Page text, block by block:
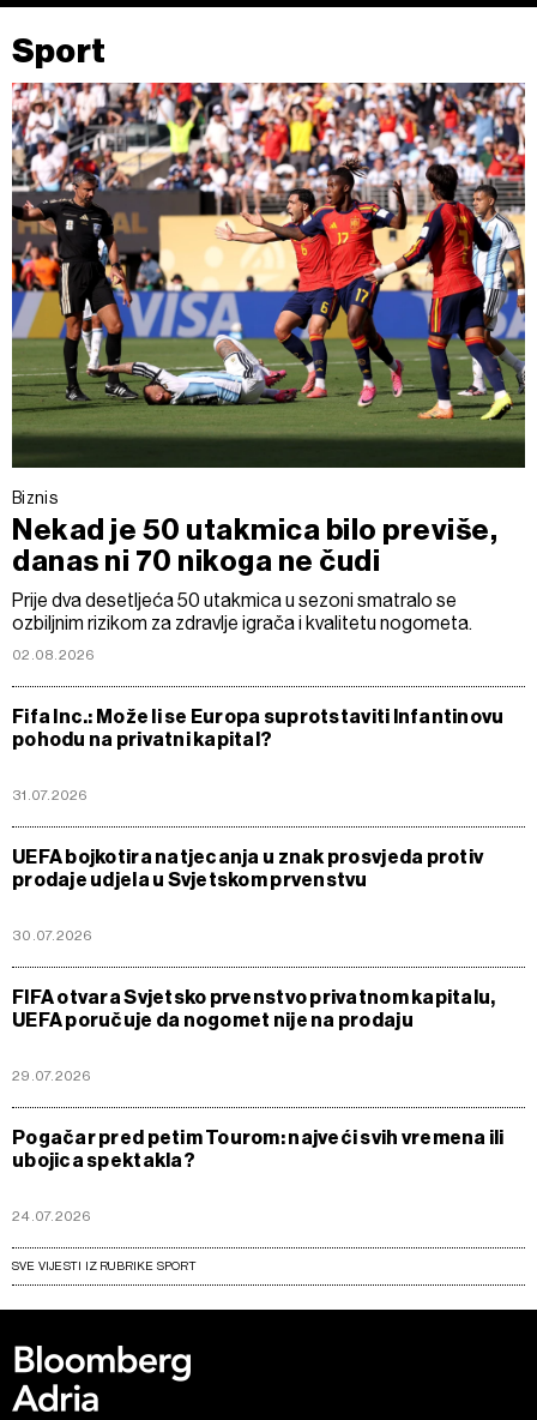
Sport
Biznis
Nekad je 50 utakmica bilo previše,
danas ni 70 nikoga ne čudi
Prije dva desetljeća 50 utakmica u sezoni smatralo se
ozbiljnim rizikom za zdravlje igrača i kvalitetu nogometa.
02.08.2026
Fifa Inc.: Može li se Europa suprotstaviti Infantinovu
pohodu na privatni kapital?
31.07.2026
UEFA bojkotira natjecanja u znak prosvjeda protiv
prodaje udjela u Svjetskom prvenstvu
30.07.2026
FIFA otvara Svjetsko prvenstvo privatnom kapitalu,
UEFA poručuje da nogomet nije na prodaju
29.07.2026
Pogačar pred petim Tourom: najveći svih vremena ili
ubojica spektakla?
24.07.2026
SVE VIJESTI IZ RUBRIKE SPORT